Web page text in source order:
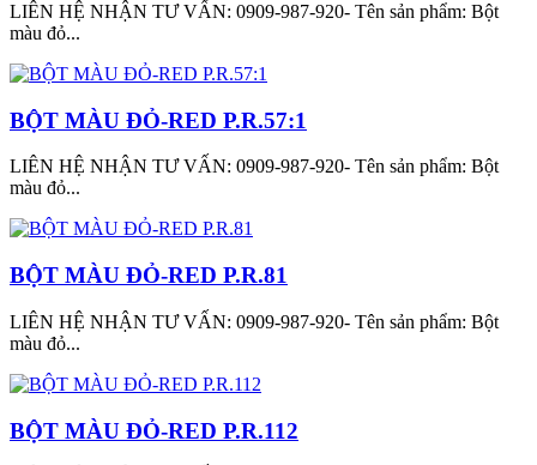
LIÊN HỆ NHẬN TƯ VẤN: 0909-987-920- Tên sản phẩm: Bột
màu đỏ...
BỘT MÀU ĐỎ-RED P.R.57:1
LIÊN HỆ NHẬN TƯ VẤN: 0909-987-920- Tên sản phẩm: Bột
màu đỏ...
BỘT MÀU ĐỎ-RED P.R.81
LIÊN HỆ NHẬN TƯ VẤN: 0909-987-920- Tên sản phẩm: Bột
màu đỏ...
BỘT MÀU ĐỎ-RED P.R.112